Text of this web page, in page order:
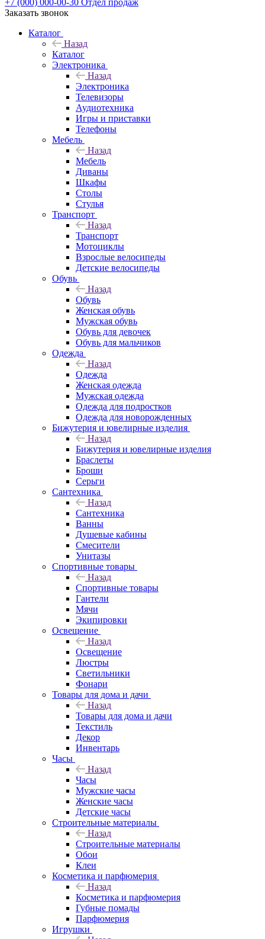
+7 (000) 000-00-30 Отдел продаж
Заказать звонок
Каталог
Назад
Каталог
Электроника
Назад
Электроника
Телевизоры
Аудиотехника
Игры и приставки
Телефоны
Мебель
Назад
Мебель
Диваны
Шкафы
Столы
Стулья
Транспорт
Назад
Транспорт
Мотоциклы
Взрослые велосипеды
Детские велосипеды
Обувь
Назад
Обувь
Женская обувь
Мужская обувь
Обувь для девочек
Обувь для мальчиков
Одежда
Назад
Одежда
Женская одежда
Мужская одежда
Одежда для подростков
Одежда для новорожденных
Бижутерия и ювелирные изделия
Назад
Бижутерия и ювелирные изделия
Браслеты
Броши
Серьги
Сантехника
Назад
Сантехника
Ванны
Душевые кабины
Смесители
Унитазы
Спортивные товары
Назад
Спортивные товары
Гантели
Мячи
Экипировки
Освещение
Назад
Освещение
Люстры
Светильники
Фонари
Товары для дома и дачи
Назад
Товары для дома и дачи
Текстиль
Декор
Инвентарь
Часы
Назад
Часы
Мужские часы
Женские часы
Детские часы
Строительные материалы
Назад
Строительные материалы
Обои
Клеи
Косметика и парфюмерия
Назад
Косметика и парфюмерия
Губные помады
Парфюмерия
Игрушки